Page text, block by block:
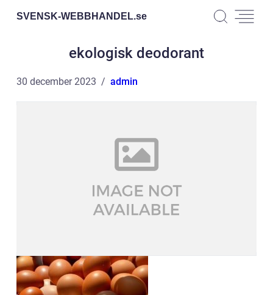
SVENSK-WEBBHANDEL.se
ekologisk deodorant
30 december 2023 admin